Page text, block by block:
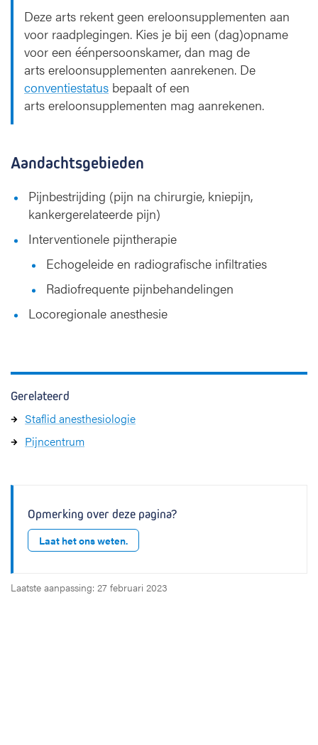
Deze arts rekent geen ereloonsupplementen aan
voor raadplegingen. Kies je bij een (dag)opname
voor een éénpersoonskamer, dan mag de
arts ereloonsupplementen aanrekenen. De
conventiestatus bepaalt of een
arts ereloonsupplementen mag aanrekenen.
Aandachtsgebieden
Pijnbestrijding (pijn na chirurgie, kniepijn,
kankergerelateerde pijn)
Interventionele pijntherapie
Echogeleide en radiografische infiltraties
Radiofrequente pijnbehandelingen
Locoregionale anesthesie
Gerelateerd
Staflid anesthesiologie
Pijncentrum
Opmerking over deze pagina?
Laat het ons weten.
Laatste aanpassing: 27 februari 2023